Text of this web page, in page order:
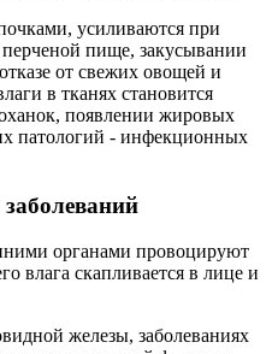
усиливаются при
пище, закусывании
от свежих овощей и
в тканях становится
появлении жировых
патологий - инфекционных
органами провоцируют
влага скапливается в лице и
железы, заболеваниях